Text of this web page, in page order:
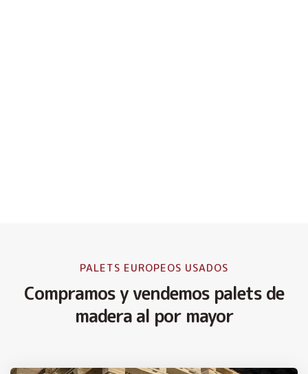
PALETS EUROPEOS USADOS
Compramos y vendemos palets de
madera al por mayor